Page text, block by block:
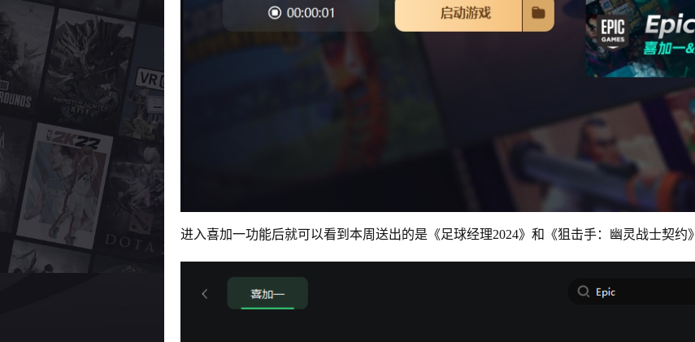
进入喜加一功能后就可以看到本周送出的是《足球经理2024》和《狙击手：幽灵战士契约》